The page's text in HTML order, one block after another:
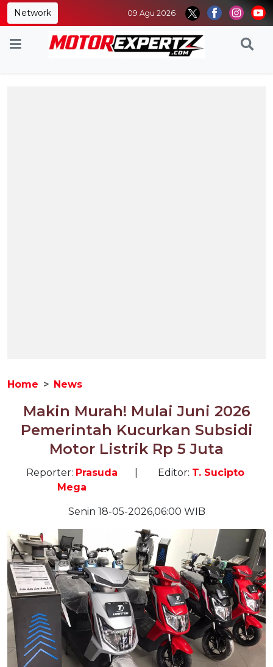
Network 09 Agu 2026
Home News
Makin Murah! Mulai Juni 2026
Pemerintah Kucurkan Subsidi
Motor Listrik Rp 5 Juta
Reporter: Prasuda
Mega
Editor: T. Sucipto
Senin 18-05-2026,06:00 WIB